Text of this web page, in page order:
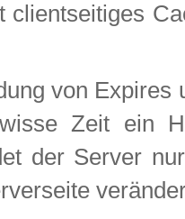
clientseitiges
von
Zeit ein
der Server